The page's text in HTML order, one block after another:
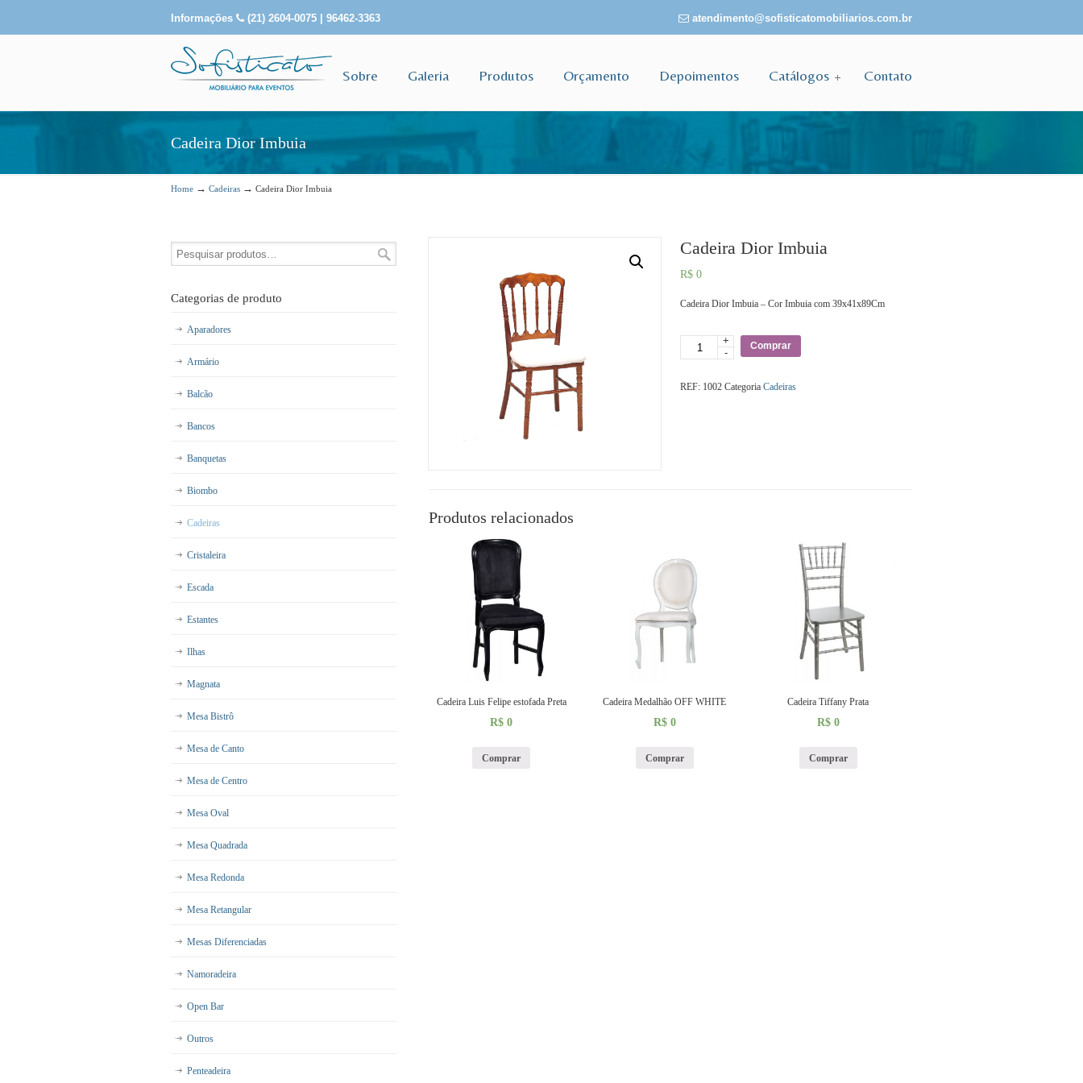
Informações (21) 2604-0075 | 96462-3363 atendimento@sofisticatomobiliarios.com.br
Sobre Galeria Produtos Orçamento Depoimentos Catálogos Contato
Cadeira Dior Imbuia
Home → Cadeiras → Cadeira Dior Imbuia
Cadeira Dior Imbuia
R$ 0
Cadeira Dior Imbuia – Cor Imbuia com 39x41x89Cm
Quantidade+
-
Comprar
REF: 1002 Categoria Cadeiras
Produtos relacionados
Cadeira Luis Felipe estofada Preta
R$ 0
Comprar
Cadeira Medalhão OFF WHITE
R$0
Comprar
Cadeira Tiffany Prata
R$0
Comprar
Categorias de produto
Aparadores
Armário
Balcão
Bancos
Banquetas
Biombo
Cadeiras
Cristaleira
Escada
Estantes
Ilhas
Magnata
Mesa Bistrô
Mesa de Canto
Mesa de Centro
Mesa Oval
Mesa Quadrada
Mesa Redonda
Mesa Retangular
Mesas Diferenciadas
Namoradeira
Open Bar
Outros
Penteadeira